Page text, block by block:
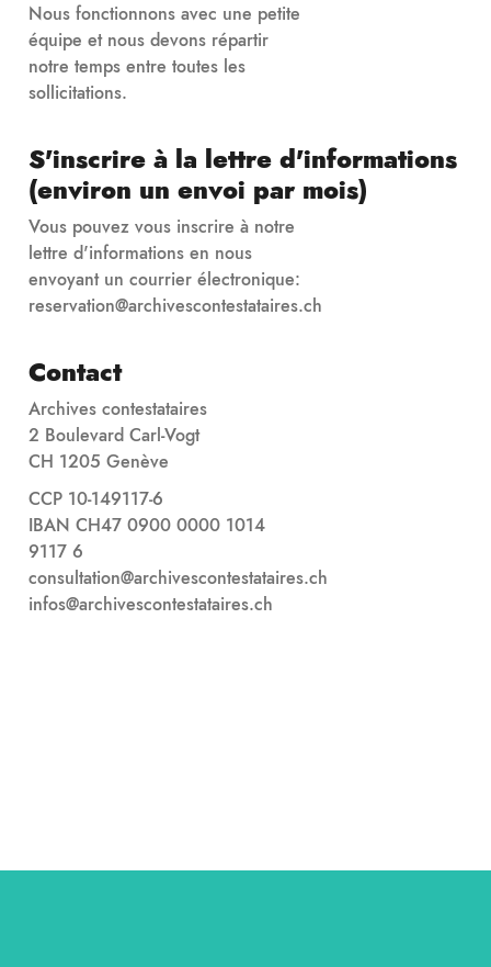
Nous fonctionnons avec une petite
équipe et nous devons répartir
notre temps entre toutes les
sollicitations.
S'inscrire à la lettre d'informations
(environ un envoi par mois)
Vous pouvez vous inscrire à notre
lettre d'informations en nous
envoyant un courrier électronique:
reservation@archivescontestataires.ch
Contact
Archives contestataires
2 Boulevard Carl-Vogt
CH 1205 Genève
CCP 10-149117-6
IBAN CH47 0900 0000 1014
9117 6
consultation@archivescontestataires.ch
infos@archivescontestataires.ch